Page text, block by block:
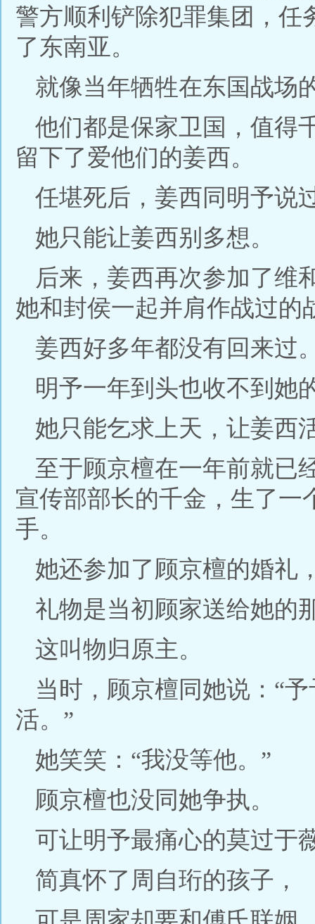
警方顺利铲除犯罪集团，任
了东南亚。
就像当年牺牲在东国战场
他们都是保家卫国，值得
留下了爱他们的姜西。
任堪死后，姜西同明予说
她只能让姜西别多想。
后来，姜西再次参加了维
她和封侯一起并肩作战过的
姜西好多年都没有回来过
明予一年到头也收不到她
她只能乞求上天，让姜西
至于顾京檀在一年前就已
宣传部部长的千金，生了一
手。
她还参加了顾京檀的婚礼
礼物是当初顾家送给她的
这叫物归原主。
当时，顾京檀同她说：“
活。”
她笑笑：“我没等他。”
顾京檀也没同她争执。
可让明予最痛心的莫过于
简真怀了周自珩的孩子，